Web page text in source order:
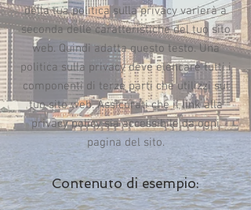
della tua politica sulla privacy varierà a
seconda delle caratteristiche del tuo sito
web. Quindi adatta questo testo. Una
politica sulla privacy deve elencare tutti i
componenti di terze parti che utilizzi sul
tuo sito web. Assicurati che il link alla
privacy policy sia accessibile da ogni
pagina del sito.
Contenuto di esempio: